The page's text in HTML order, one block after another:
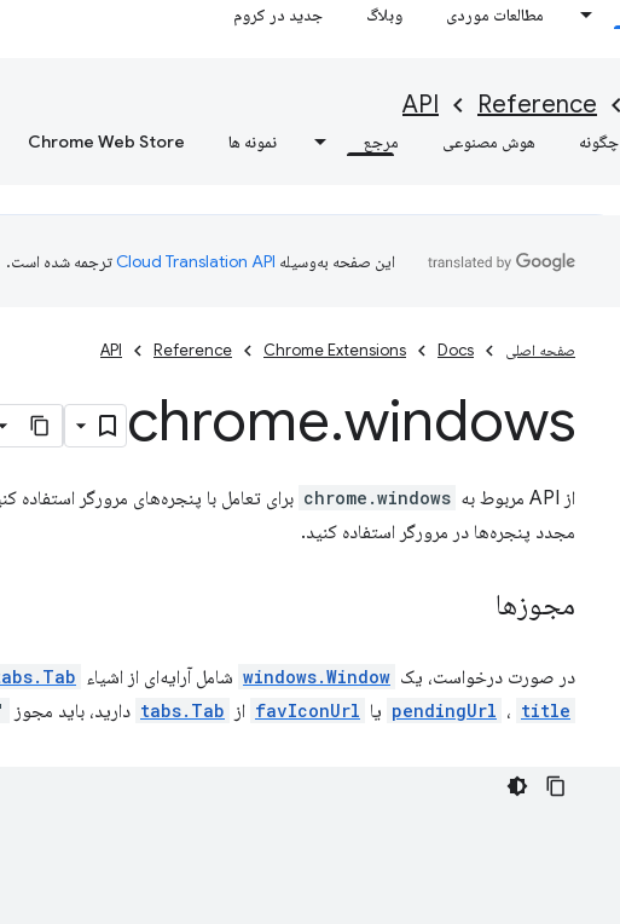
مطالعات موردی وبلاگ جدید در کروم
Reference
API
چگونه هوش مصنوعی مرجع نمونه ها Chrome Web Store
این صفحه به‌وسیله ترجمه شده است.
صفحه اصلی Docs
Chrome Extensions
Reference
API
chrome.windows
از API مربوط به chrome.windows
مجدد پنجره‌ها در مرورگر استفاده کنید.
مجوزها
در صورت درخواست، یک windows.Window شامل آرایه‌ای از اشیاء
pendingUrl ، title یا favIconUrl از tabs.Tab دارید، باید مجوز